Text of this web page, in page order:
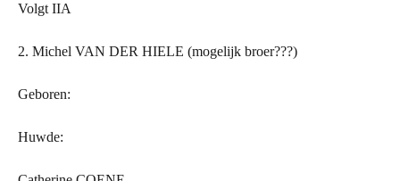
Volgt IIA
2. Michel VAN DER HIELE (mogelijk broer???)
Geboren:
Huwde: